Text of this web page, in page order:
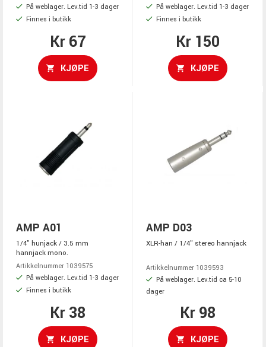
På weblager. Lev.tid 1-3 dager
Finnes i butikk
Kr 67
KJØPE
På weblager. Lev.tid 1-3 dager
Finnes i butikk
Kr 150
KJØPE
AMP A01
1/4" hunjack / 3.5 mm
hannjack mono.
Artikkelnummer 1039575
På weblager. Lev.tid 1-3 dager
Finnes i butikk
Kr 38
KJØPE
AMP D03
XLR-han / 1/4" stereo hannjack
Artikkelnummer 1039593
På weblager. Lev.tid ca 5-10
dager
Kr 98
KJØPE